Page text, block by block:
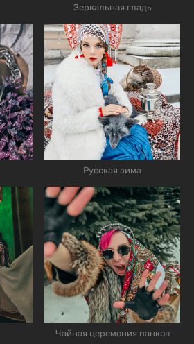
Зеркальная гладь
Русская зима
Чайная церемония панков